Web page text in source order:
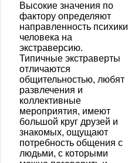
Высокие значения по
фактору определяют
направленность психики
человека на
экстраверсию.
Типичные экстраверты
отличаются
общительностью, любят
развлечения и
коллективные
мероприятия, имеют
большой круг друзей и
знакомых, ощущают
потребность общения с
людьми, с которыми